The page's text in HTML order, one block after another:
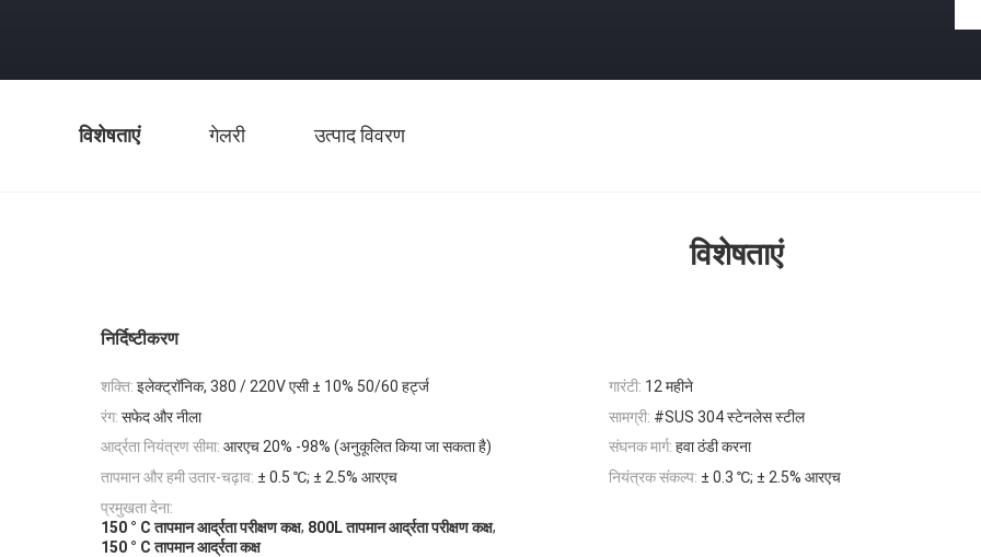
विशेषताएं गेलरी उत्पाद विवरण
विशेषताएं
निर्दिष्टीकरण
शक्ति: इलेक्ट्रॉनिक, 380 / 220V एसी ± 10% 50/60 हर्ट्ज गारंटी: 12 महीने
रंग: सफेद और नीला सामग्री: #SUS 304 स्टेनलेस स्टील
आर्द्रता नियंत्रण सीमा: आरएच 20% -98% (अनुकूलित किया जा सकता है) संघनक मार्ग: हवा ठंडी करना
तापमान और हमी उतार-चढ़ाव: ± 0.5 ℃; ± 2.5% आरएच नियंत्रक संकल्प: ± 0.3 ℃; ± 2.5% आरएच
प्रमुखता देना:
150 ° C तापमान आर्द्रता परीक्षण कक्ष, 800L तापमान आर्द्रता परीक्षण कक्ष,
150 ° C तापमान आर्द्रता कक्ष